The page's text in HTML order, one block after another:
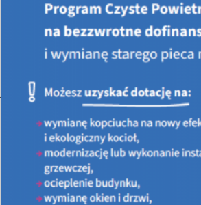
Jesteś tutaj:STRONA GŁÓWNA NABORY
OSOBY FIZYCZNE NABORY Liczba
JST NABORY Liczba artykułów: 0